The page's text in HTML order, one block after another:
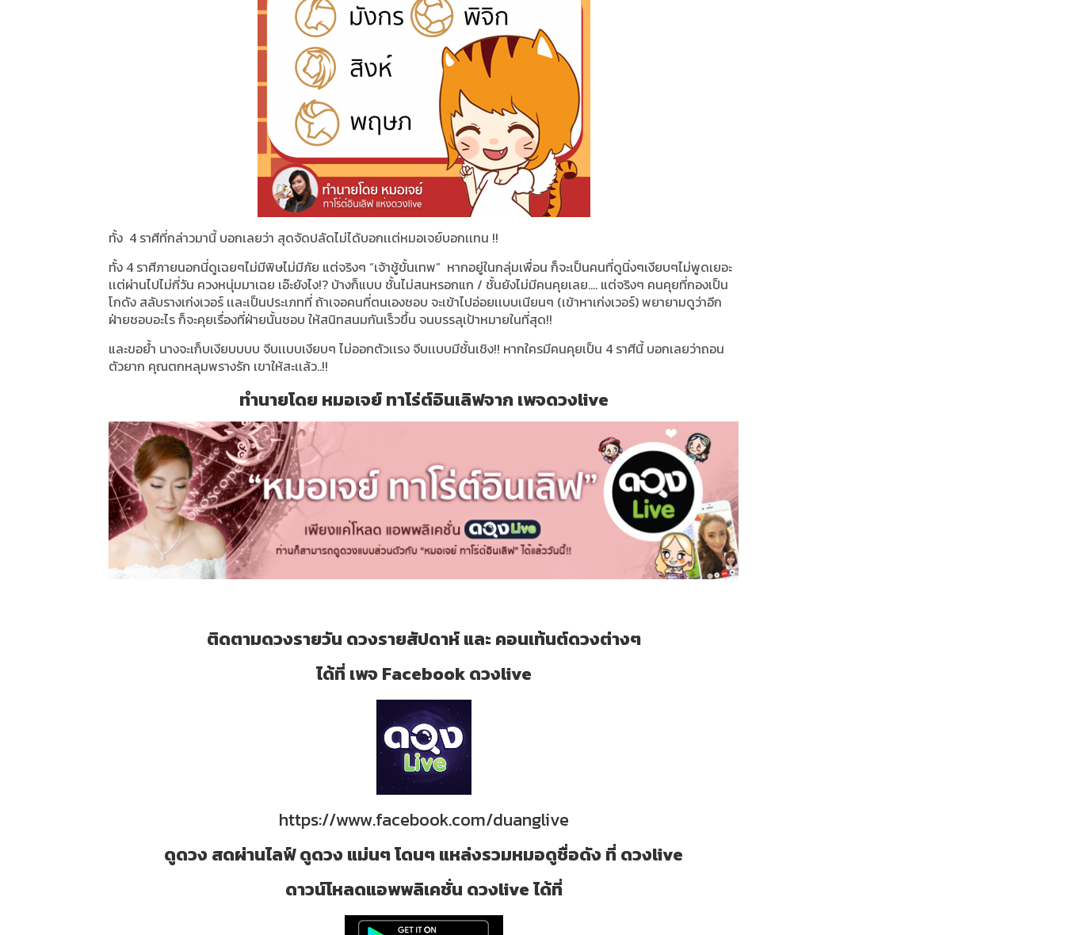
ทั้ง 4 ราศีที่กล่าวมานี้ บอกเลยว่า สุดจัดปลัดไม่ได้บอกเเต่หมอเจย์บอกเเทน !!
ทั้ง 4 ราศีภายนอกนี่ดูเฉยๆไม่มีพิษไม่มีภัย แต่จริงๆ “เจ้าชู้ขั้นเทพ” หากอยู่ในกลุ่มเพื่อน ก็จะเป็นคนที่ดูนิ่งๆเงียบๆไม่พูดเยอะ
เเต่ผ่านไปไม่กี่วัน ควงหนุ่มมาเฉย เอ๊ะยังไง!? บ้างก็แบบ ชั้นไม่สนหรอกแก / ชั้นยังไม่มีคนคุยเลย…. แต่จริงๆ คนคุยที่กองเป็น
โกดัง สลับรางเก่งเวอร์ เเละเป็นประเภทที่ ถ้าเจอคนที่ตนเองชอบ จะเข้าไปอ่อยเเบบเนียนๆ (เข้าหาเก่งเวอร์) พยายามดูว่าอีก
ฝ่ายชอบอะไร ก็จะคุยเรื่องที่ฝ่ายนั้นชอบ ให้สนิทสนมกันเร็วขึ้น จนบรรลุเป้าหมายในที่สุด!!
และขอย้ำ นางจะเก็บเงียบบบบ จีบเเบบเงียบๆ ไม่ออกตัวเเรง จีบเเบบมีชั้นเชิง!! หากใครมีคนคุยเป็น 4 ราศีนี้ บอกเลยว่าถอน
ตัวยาก คุณตกหลุมพรางรัก เขาให้สะเเล้ว..!!
ทำนายโดย หมอเจย์ ทาโร่ต์อินเลิฟจาก เพจดวงlive
ติดตามดวงรายวัน ดวงรายสัปดาห์ และ คอนเท้นต์ดวงต่างๆ
ได้ที่ เพจ Facebook ดวงlive
https://www.facebook.com/duanglive
ดูดวง สดผ่านไลฟ์ ดูดวง แม่นๆ โดนๆ แหล่งรวมหมอดูชื่อดัง ที่ ดวงlive
ดาวน์โหลดแอพพลิเคชั่น ดวงlive ได้ที่